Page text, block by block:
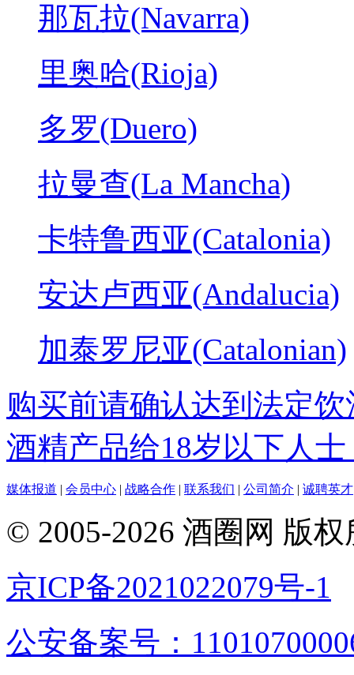
那瓦拉(Navarra)
里奥哈(Rioja)
多罗(Duero)
拉曼查(La Mancha)
卡特鲁西亚(Catalonia)
安达卢西亚(Andalucia)
加泰罗尼亚(Catalonian)
购买前请确认达到法定
酒精产品给18岁以下人士
媒体报道 | 会员中心 | 战略合作 | 联系我们 | 公司简介 | 诚聘英才
© 2005-2026 酒圈网 版
京ICP备2021022079号-1
公安备案号：